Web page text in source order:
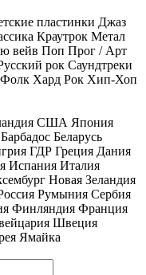
пластинки Джаз
Краутрок Метал
вейв Поп Прог / Арт
рок Саундтреки
Фолк Хард Рок Хип-Хоп
США Япония
Барбадос Беларусь
ГДР Греция Дания
Испания Италия
Новая Зеландия
Румыния Сербия
Финляндия Франция
Швеция
Ямайка